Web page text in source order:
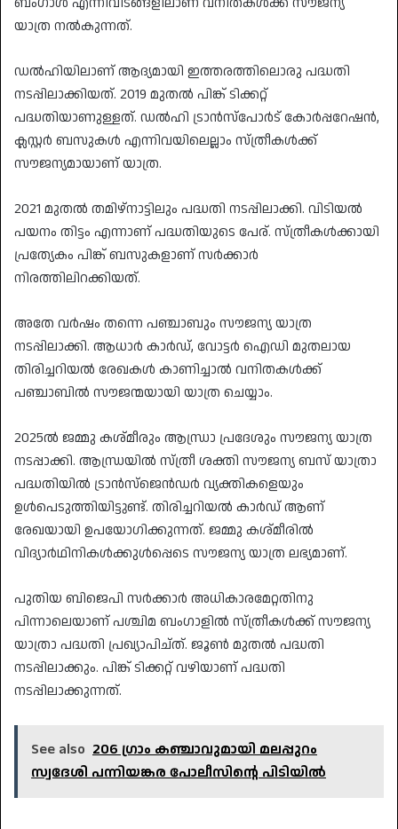
യാത്ര നൽകുന്നത്.
ഡൽഹിയിലാണ് ആദ്യമായി ഇത്തരത്തിലൊരു പദ്ധതി
നടപ്പിലാക്കിയത്. 2019 മുതൽ പിങ്ക് ടിക്കറ്റ്
പദ്ധതിയാണുള്ളത്. ഡൽഹി ട്രാൻസ്പോർട് കോർപ്പറേഷൻ,
ക്ലസ്റ്റർ ബസുകൾ എന്നിവയിലെല്ലാം സ്ത്രീകൾക്ക്
സൗജന്യമായാണ് യാത്ര.
2021 മുതൽ തമിഴ്നാട്ടിലും പദ്ധതി നടപ്പിലാക്കി. വിടിയൽ
പയനം തിട്ടം എന്നാണ് പദ്ധതിയുടെ പേര്. സ്ത്രീകൾക്കായി
പ്രത്യേകം പിങ്ക് ബസുകളാണ് സർക്കാർ
നിരത്തിലിറക്കിയത്.
അതേ വർഷം തന്നെ പഞ്ചാബും സൗജന്യ യാത്ര
നടപ്പിലാക്കി. ആധാർ കാർഡ്, വോട്ടർ ഐഡി മുതലായ
തിരിച്ചറിയൽ രേഖകൾ കാണിച്ചാൽ വനിതകൾക്ക്
പഞ്ചാബിൽ സൗജന്മയായി യാത്ര ചെയ്യാം.
2025ൽ ജമ്മു കശ്മീരും ആന്ധ്രാ പ്രദേശും സൗജന്യ യാത്ര
നടപ്പാക്കി. ആന്ധ്രയിൽ സ്ത്രീ ശക്തി സൗജന്യ ബസ് യാത്രാ
പദ്ധതിയിൽ ട്രാൻസ്ജെൻഡർ വ്യക്തികളെയും
ഉൾപെടുത്തിയിട്ടുണ്ട്. തിരിച്ചറിയൽ കാർഡ് ആണ്
രേഖയായി ഉപയോഗിക്കുന്നത്. ജമ്മു കശ്മീരിൽ
വിദ്യാർഥിനികൾക്കുൾപ്പെടെ സൗജന്യ യാത്ര ലഭ്യമാണ്.
പുതിയ ബിജെപി സർക്കാർ അധികാരമേറ്റതിനു
പിന്നാലെയാണ് പശ്ചിമ ബംഗാളിൽ സ്ത്രീകൾക്ക് സൗജന്യ
യാത്രാ പദ്ധതി പ്രഖ്യാപിച്ത്. ജൂൺ മുതൽ പദ്ധതി
നടപ്പിലാക്കും. പിങ്ക് ടിക്കറ്റ് വഴിയാണ് പദ്ധതി
നടപ്പിലാക്കുന്നത്.
See also 206 ഗ്രാം കഞ്ചാവുമായി മലപ്പുറം
സ്വദേശി പന്നിയങ്കര പോലീസിന്റെ പിടിയിൽ